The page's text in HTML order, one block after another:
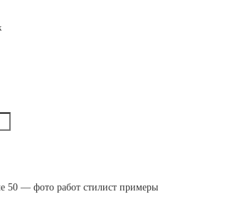
50 — фото работ стилист примеры